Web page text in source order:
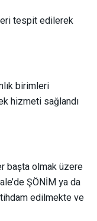
tespit edilerek
birimleri
hizmeti sağlandı
başta olmak üzere
ŞÖNİM ya da
edilmekte ve